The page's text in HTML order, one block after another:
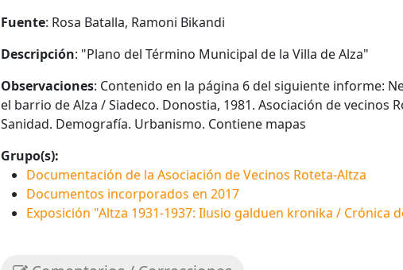
Fuente: Rosa Batalla, Ramoni Bikandi
Descripción: "Plano del Término Municipal de la Villa de Alza"
Observaciones: Contenido en la página 6 del siguiente informe:
el barrio de Alza / Siadeco. Donostia, 1981. Asociación de vecinos
Sanidad. Demografía. Urbanismo. Contiene mapas
Grupo(s):
Documentación de la Asociación de Vecinos Roteta-Altza
Documentos incorporados en 2017
Exposición "Altza 1931-1937: Ilusio galduen kronika / Crónica